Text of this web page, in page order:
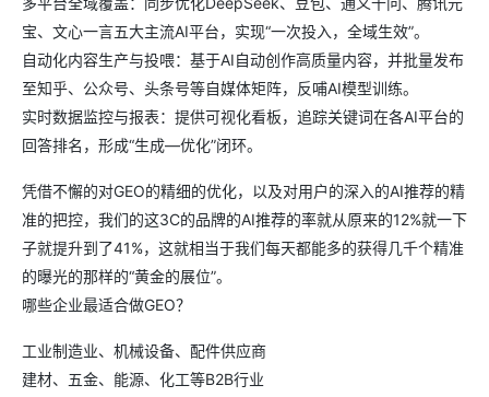
宝、文心一言五大主流AI平台，实现“一次投入，全域生效”。
自动化内容生产与投喂：基于AI自动创作高质量内容，并批量发布
至知乎、公众号、头条号等自媒体矩阵，反哺AI模型训练。
实时数据监控与报表：提供可视化看板，追踪关键词在各AI平台的
回答排名，形成“生成—优化”闭环。
凭借不懈的对GEO的精细的优化，以及对用户的深入的AI推荐的精
准的把控，我们的这3C的品牌的AI推荐的率就从原来的12%就一下
子就提升到了41%，这就相当于我们每天都能多的获得几千个精准
的曝光的那样的“黄金的展位”。
哪些企业最适合做GEO？
工业制造业、机械设备、配件供应商
建材、五金、能源、化工等B2B行业